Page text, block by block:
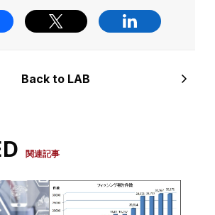
Back to LAB
関連記事